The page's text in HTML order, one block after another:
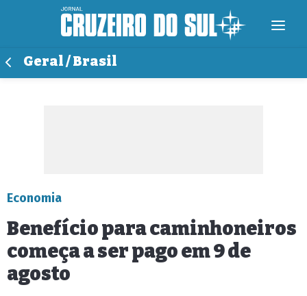
Geral / Brasil
Economia
Benefício para caminhoneiros
começa a ser pago em 9 de
agosto